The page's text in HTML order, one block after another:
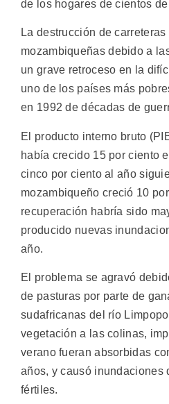
de los hogares de cientos
La destrucción de carreteras
mozambiqueñas debido a
un grave retroceso en la
uno de los países más
en 1992 de décadas de
El producto interno bruto
había crecido 15 por ciento
cinco por ciento al año
mozambiqueño creció 10
recuperación habría sido
producido nuevas
año.
El problema se agravó
de pasturas por parte de
sudafricanas del río
vegetación a las colinas,
verano fueran absorbidas
años, y causó inundaciones
fértiles.